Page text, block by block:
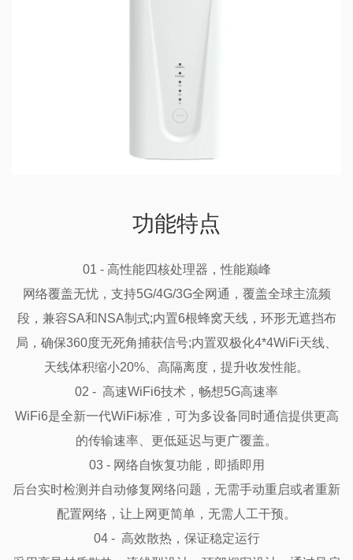
功能特点
01 - 高性能四核处理器，性能巅峰
网络覆盖无忧，支持5G/4G/3G全网通，覆盖全球主流频
段，兼容SA和NSA制式;内置6根蜂窝天线，环形无遮挡布
局，确保360度无死角捕获信号;内置双极化4*4WiFi天线、
天线体积缩小20%、高隔离度，提升收发性能。
02 -  高速WiFi6技术，畅想5G高速率
WiFi6是全新一代WiFi标准，可为多设备同时通信提供更高
的传输速率、更低延迟与更广覆盖。
03 - 网络自恢复功能，即插即用
后台实时检测并自动修复网络问题，无需手动重启或者重新
配置网络，让上网更简单，无需人工干预。
04 -  高效散热，保证稳定运行